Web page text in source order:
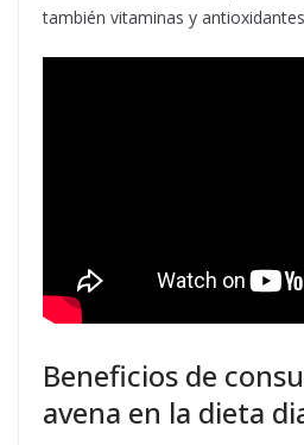
también vitaminas y
Beneficios de
avena en la dieta